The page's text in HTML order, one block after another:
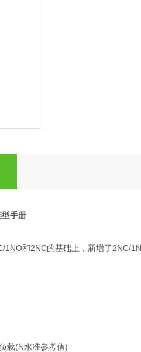
手册
和2NC的基础上，新增了2NC/
载(N水准参考值)